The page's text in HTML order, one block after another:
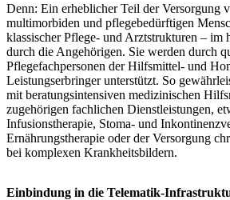
Denn: Ein erheblicher Teil der Versorgung
multimorbiden und pflegebedürftigen
klassischer Pflege- und Arztstrukturen – im
durch die Angehörigen. Sie werden durch
Pflegefachpersonen der Hilfsmittel- und
Leistungserbringer unterstützt. So
mit beratungsintensiven medizinischen
zugehörigen fachlichen Dienstleistungen,
Infusionstherapie, Stoma- und
Ernährungstherapie oder der Versorgung
bei komplexen Krankheitsbildern.
Einbindung in die Telematik-